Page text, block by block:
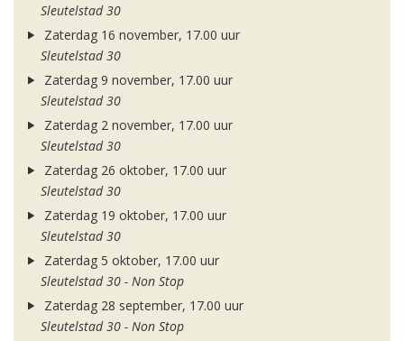
Sleutelstad 30
Zaterdag 16 november, 17.00 uur
Sleutelstad 30
Zaterdag 9 november, 17.00 uur
Sleutelstad 30
Zaterdag 2 november, 17.00 uur
Sleutelstad 30
Zaterdag 26 oktober, 17.00 uur
Sleutelstad 30
Zaterdag 19 oktober, 17.00 uur
Sleutelstad 30
Zaterdag 5 oktober, 17.00 uur
Sleutelstad 30 - Non Stop
Zaterdag 28 september, 17.00 uur
Sleutelstad 30 - Non Stop